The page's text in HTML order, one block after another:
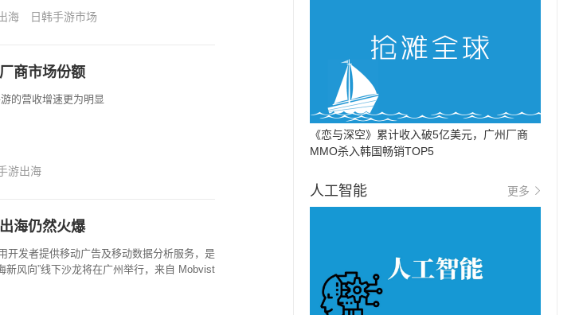
海 日韩手游市场
商市场份额
的营收增速更为明显
游出海
海仍然火爆
开发者提供移动广告及移动数据分析服务，是
新风向”线下沙龙将在广州举行，来自 Mobvist
《恋与深空》累计收入破5亿美元，广州厂商
MMO杀入韩国畅销TOP5
人工智能 更多